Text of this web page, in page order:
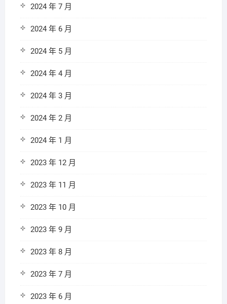
2024 年 7 月
2024 年 6 月
2024 年 5 月
2024 年 4 月
2024 年 3 月
2024 年 2 月
2024 年 1 月
2023 年 12 月
2023 年 11 月
2023 年 10 月
2023 年 9 月
2023 年 8 月
2023 年 7 月
2023 年 6 月